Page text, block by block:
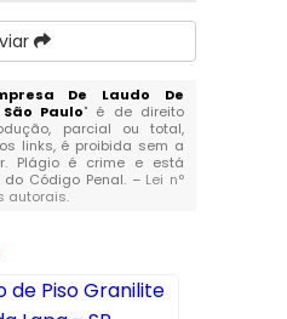
De Laudo De
Paulo" é de direito
parcial ou total,
links, é proibida sem a
Plágio é crime e está
Código Penal. – Lei n°
autorais.